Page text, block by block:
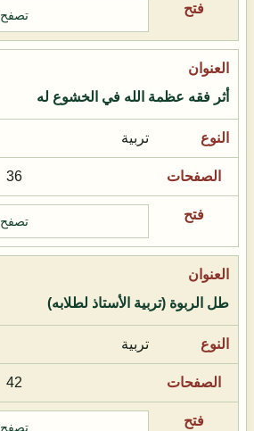
تصفح
أثر فقه عظمة الله في الخشوع له
تربية
36
تصفح
طل الربوة (تربية الأستاذ لطلابه)
تربية
42
تصفح